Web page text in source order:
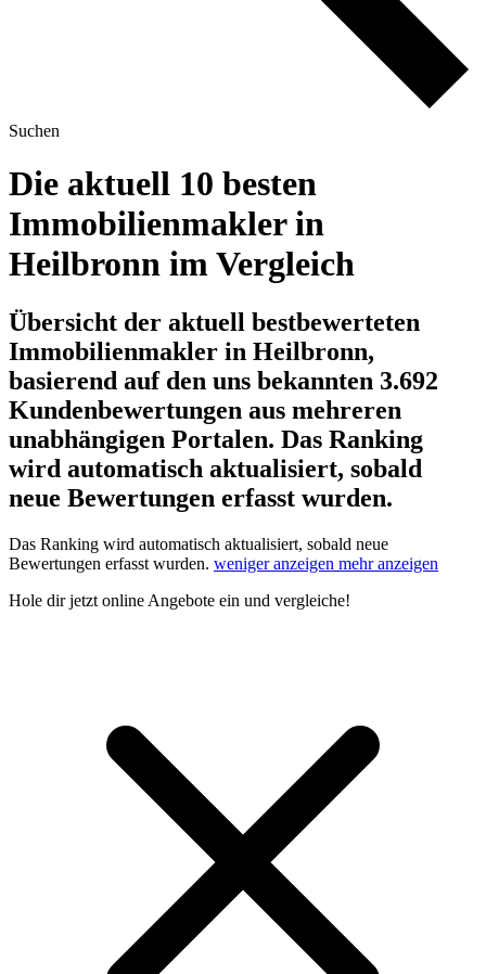
Suchen
Die aktuell 10 besten
Immobilienmakler in
Heilbronn im Vergleich
Übersicht der aktuell bestbewerteten
Immobilienmakler in Heilbronn,
basierend auf den uns bekannten 3.692
Kundenbewertungen aus mehreren
unabhängigen Portalen. Das Ranking
wird automatisch aktualisiert, sobald
neue Bewertungen erfasst wurden.
Das Ranking wird automatisch aktualisiert, sobald neue
Bewertungen erfasst wurden. weniger anzeigen mehr anzeigen
Hole dirjetzt online Angebote ein und vergleiche!